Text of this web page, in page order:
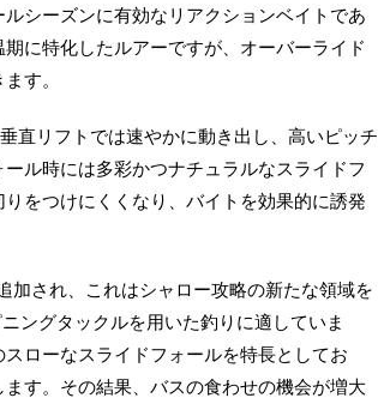
シーズンに有効なリアクションベイトであ
に特化したルアーですが、オーバーライド
す。
直リフトでは速やかに動き出し、高いピッチ
ル時には多彩かつナチュラルなスライドフ
をつけにくくなり、バイトを効果的に誘発
加され、これはシャロー攻略の新たな領域を
ングタックルを用いた釣りに適していま
ローなスライドフォールを特長としてお
す。その結果、バスの食わせの機会が増大